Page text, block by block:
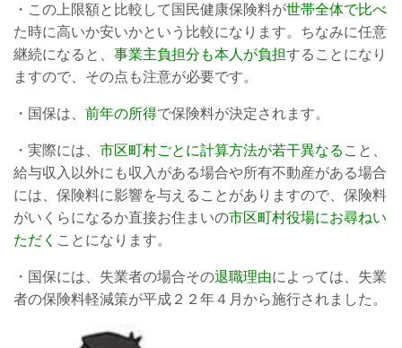
・この上限額と比較して国民健康保険料が世帯全体で比べ
た時に高いか安いかという比較になります。ちなみに任意
継続になると、 事業主負担分も本人が負担することになり
ますので、その点も注意が必要です。
・国保は、 前年の所得で保険料が決定されます。
・実際には、 市区町村ごとに計算方法が若干異なる こと、
給与収入以外にも収入がある場合や所有不動産がある場合
には、保険料に影響を与えることがありますので、保険料
がいくらになるか直接お住まいの市区町村役場にお尋ねい
ただく ことになります。
・国保には、失業者の場合その退職理由によっては、失業
者の保険料軽減策が平成２２年４月から施行されました。